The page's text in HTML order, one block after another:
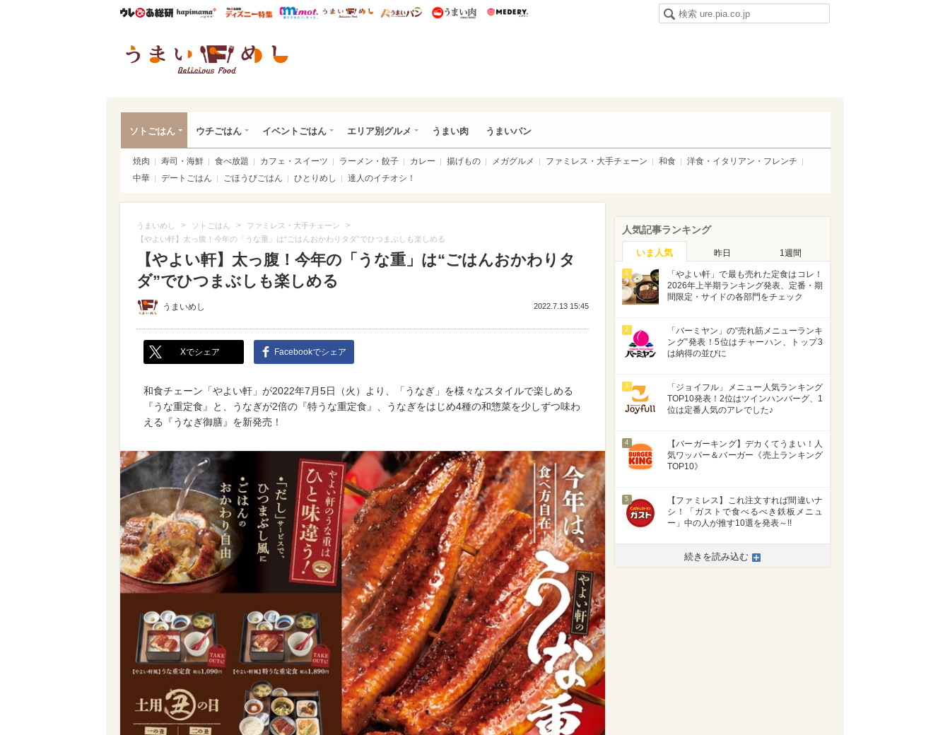
ウレぴあ総研ハピママ* ウレぴあ総研 ディズニー特集
mimot. うまいめし うまいパン うまい肉
ソトごはん ウチごはん イベントごはん エリア別グルメ うまい肉 うまいパン
焼肉 寿司・海鮮 食べ放題 カフェ・スイーツ ラーメン・餃子 カレー 揚げもの メガグルメ ファミレス・大手チェーン 和食
洋食・イタリアン・フレンチ
中華
デートごはん ごほうびごはん ひとりめし 達人のイチオシ！
うまいめし > ソトごはん > ファミレス・大手チェーン >
【やよい軒】太っ腹！今年の「うな重」は“ごはんおかわりタダ”でひつまぶしも楽しめる
【やよい軒】太っ腹！今年の「うな重」は“ごはんおかわりタ
ダ”でひつまぶしも楽しめる
うまいめし 2022.7.13 15:45
Xでシェア Facebookでシェア
和食チェーン「やよい軒」が2022年7月5日（火）より、「うなぎ」を様々なスタイルで楽しめる
『うな重定食』と、うなぎが2倍の『特うな重定食』、うなぎをはじめ4種の和惣菜を少しずつ味わ
える『うなぎ御膳』を新発売！
人気記事ランキング
いま人気 昨日 1週間
1
「やよい軒」で最も売れた定食はコレ！
2026年上半期ランキング発表、定番・期
間限定・サイドの各部門をチェック
2
「バーミヤン」の“売れ筋メニューランキ
ング”発表！5位はチャーハン、トップ3
は納得の並びに
3
「ジョイフル」メニュー人気ランキング
TOP10発表！2位はツインハンバーグ、1
位は定番人気のアレでした♪
4
【バーガーキング】デカくてうまい！人
気ワッパー＆バーガー《売上ランキング
TOP10》
5
【ファミレス】これ注文すれば間違いナ
シ！「ガストで食べるべき鉄板メニュ
ー」中の人が推す10選を発表～!!
続きを読み込む